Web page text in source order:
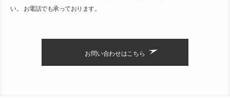
い。 お電話でも承っております。
お問い合わせはこちら